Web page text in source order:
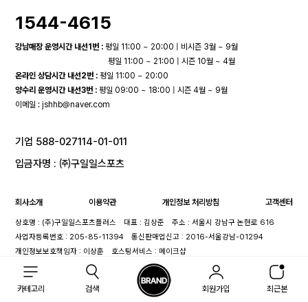
카테고리 검색 회원가입 최근본
1544-4615
강남매장 운영시간 내선1번 : 평일 11:00 ~ 20:00 | 비시즌 3월 ~ 9월
평일 11:00 ~ 21:00 | 시즌 10월 ~ 4월
온라인 상담시간 내선2번 : 평일 11:00 ~ 20:00
양수리 운영시간 내선3번 : 평일 09:00 ~ 18:00 | 시즌 4월 ~ 9월
이메일 :jshhb@naver.com
기업 588-027114-01-011
입금자명 : ㈜구일일스포츠
회사소개 이용약관 개인정보 처리방침 고객센터
상호명 : (주)구일일스포츠플러스 대표 : 김상준
주소 : 서울시 강남구 논현로 616
사업자등록번호 : 205-85-11394
통신판매업신고 : 2016-서울강남-01294
개인정보보호책임자 : 이상훈
호스팅서비스 : 메이크샵